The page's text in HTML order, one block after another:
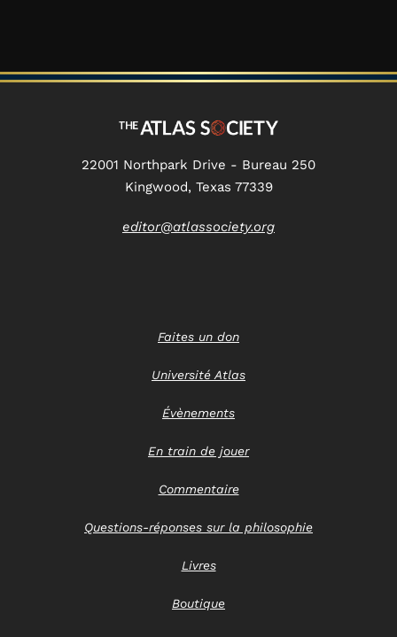
22001 Northpark Drive - Bureau 250
Kingwood, Texas 77339
editor@atlassociety.org
Faites un don
Université Atlas
Évènements
En train de jouer
Commentaire
Questions-réponses sur la philosophie
Livres
Boutique